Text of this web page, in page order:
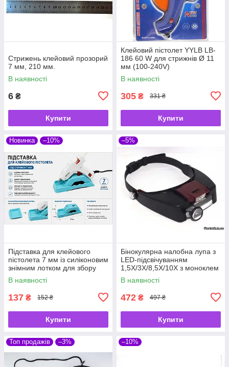
Стрижень клейовий прозорий
7 мм, 210 мм.
В наявності
6 ₴
Купити
Клейовий пістолет YYLB LB-
186 60 W для стрижнів Ø 11
мм (100-240V)
В наявності
305 ₴ 331 ₴
Купити
Новинка –10%
Підставка для клейового
пістолета 7 мм із силіконовим
знімним лотком для збору
клею, універсальна, 17×5×4
см
В наявності
137 ₴ 152 ₴
Купити
–5%
Бінокулярна налобна лупа з
LED-підсвічуванням
1,5X/3X/8,5X/10X з моноклем
для ремонту, рукоділля та
читання MG81007-A
В наявності
472 ₴ 497 ₴
Купити
Топ продажів –3% –10%